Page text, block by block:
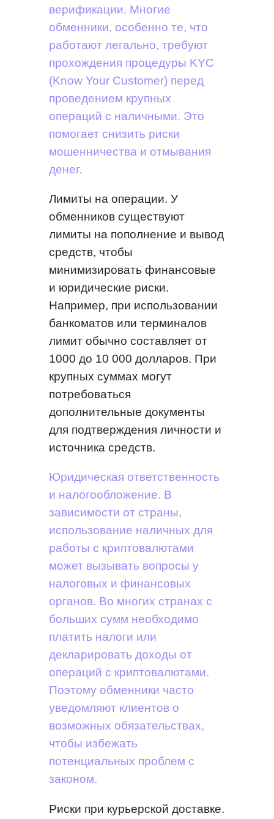
верификации. Многие
обменники, особенно те, что
работают легально, требуют
прохождения процедуры KYC
(Know Your Customer) перед
проведением крупных
операций с наличными. Это
помогает снизить риски
мошенничества и отмывания
денег.
Лимиты на операции. У
обменников существуют
лимиты на пополнение и вывод
средств, чтобы
минимизировать финансовые
и юридические риски.
Например, при использовании
банкоматов или терминалов
лимит обычно составляет от
1000 до 10 000 долларов. При
крупных суммах могут
потребоваться
дополнительные документы
для подтверждения личности и
источника средств.
Юридическая ответственность
и налогообложение. В
зависимости от страны,
использование наличных для
работы с криптовалютами
может вызывать вопросы у
налоговых и финансовых
органов. Во многих странах с
больших сумм необходимо
платить налоги или
декларировать доходы от
операций с криптовалютами.
Поэтому обменники часто
уведомляют клиентов о
возможных обязательствах,
чтобы избежать
потенциальных проблем с
законом.
Риски при курьерской доставке.